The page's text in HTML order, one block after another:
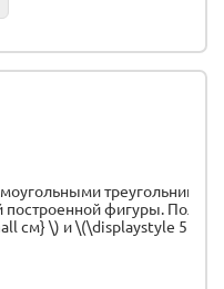
фигуры.
см} \) и \(\displaystyle 5